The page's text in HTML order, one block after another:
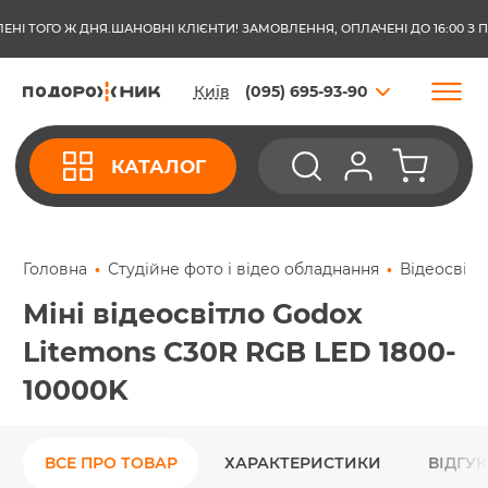
ШАНОВНІ КЛІЄНТИ! ЗАМОВЛЕННЯ, ОПЛАЧЕНІ ДО 16:00 З ПОНЕДІЛКА ПО
Київ (095) 695-93-90
КАТАЛОГ
Головна Студійне фото і відео обладнання
Міні відеосвітло Godox
Litemons C30R RGB LED 1800-
10000K
ВСЕ ПРО ТОВАР ХАРАКТЕРИСТИКИ